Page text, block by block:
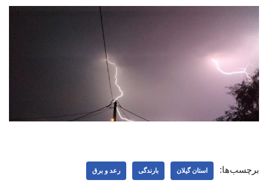
برچسب‌ها: استان گیلان بارندگی رعد و برق